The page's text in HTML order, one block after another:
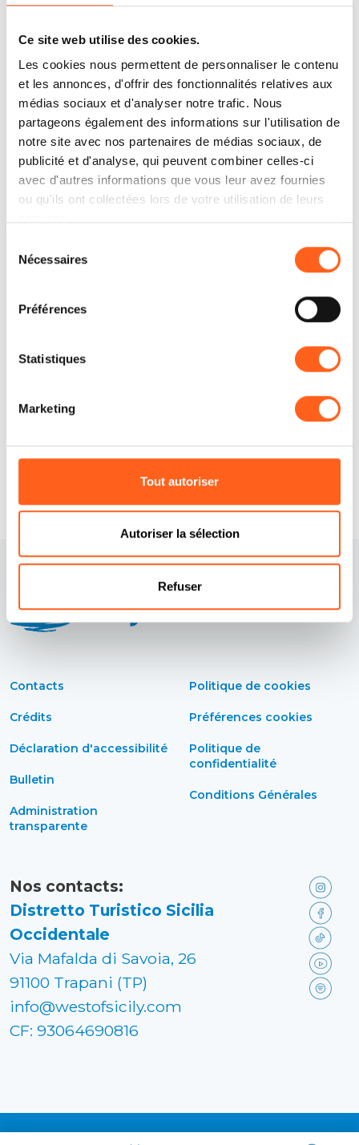
Ce site web utilise des cookies.
Les cookies nous permettent de personnaliser le contenu
et les annonces, d'offrir des fonctionnalités relatives aux
médias sociaux et d'analyser notre trafic. Nous
partageons également des informations sur l'utilisation de
notre site avec nos partenaires de médias sociaux, de
publicité et d'analyse, qui peuvent combiner celles-ci
avec d'autres informations que vous leur avez fournies
ou qu'ils ont collectées lors de votre utilisation de leurs
Nécessaires
Préférences
Statistiques
Marketing
Tout autoriser
Autoriser la sélection
Refuser
Vallo
Gare de Mazara del Vallo
Mazara del Vallo – 91026 (TP)
De cette gare, il y a 10 trains par jour de
Mazara à Marsala (3,10 €, 20 min) et Trapani
(5,10 €, 1 h). Alors qu’il n’y en a que quatre le
dimanche.
Trenitalia
Italie 89 20 21
Demander des informations
Contacts
Crédits
Déclaration d'accessibilité
Bulletin
Administration
transparente
Politique de cookies
Préférences cookies
Politique de
confidentialité
Conditions Générales
Nos contacts:
Distretto Turistico Sicilia
Occidentale
Via Mafalda di Savoia, 26
91100 Trapani (TP)
info@westofsicily.com
CF: 93064690816